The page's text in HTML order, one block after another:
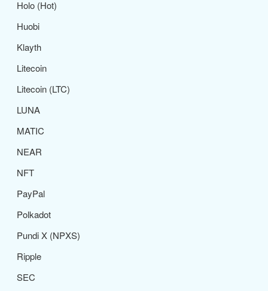
Holo (Hot)
Huobi
Klayth
Litecoin
Litecoin (LTC)
LUNA
MATIC
NEAR
NFT
PayPal
Polkadot
Pundi X (NPXS)
Ripple
SEC